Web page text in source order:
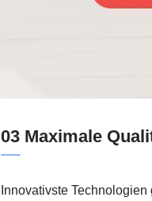
03 Maximale
Innovativste